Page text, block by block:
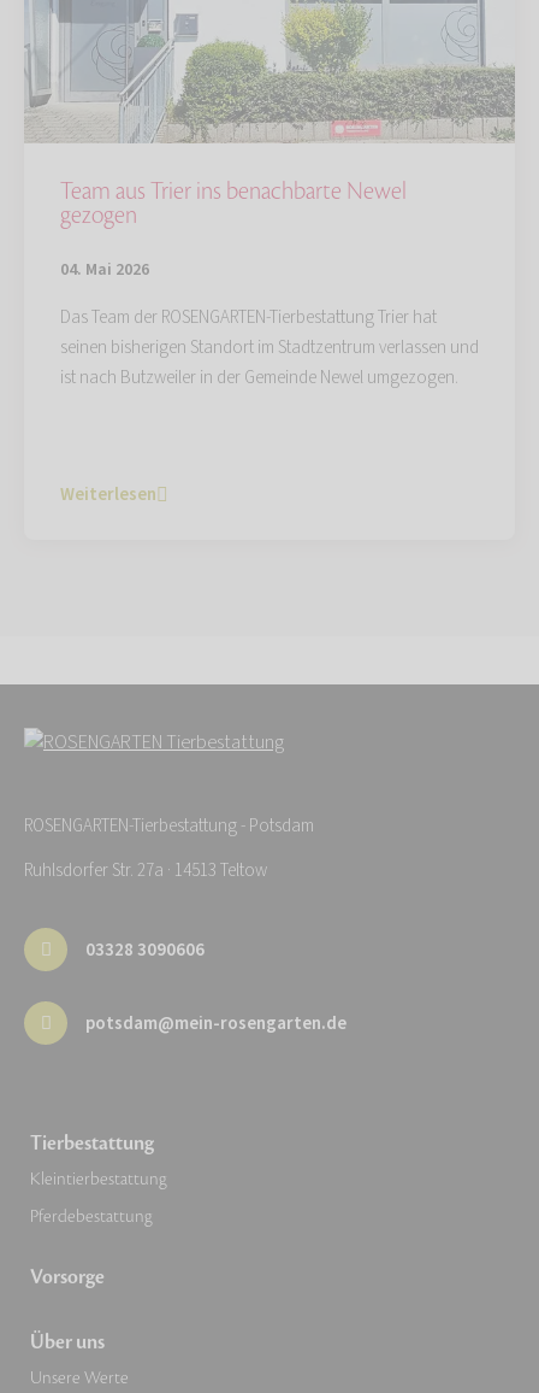
Team aus Trier ins benachbarte Newel
gezogen
04. Mai 2026
Das Team der ROSENGARTEN-Tierbestattung Trier hat
seinen bisherigen Standort im Stadtzentrum verlassen und
ist nach Butzweiler in der Gemeinde Newel umgezogen.
Weiterlesen
ROSENGARTEN-Tierbestattung - Potsdam
Ruhlsdorfer Str. 27a · 14513 Teltow
03328 3090606
potsdam@mein-rosengarten.de
Tierbestattung
Kleintierbestattung
Pferdebestattung
Vorsorge
Über uns
Unsere Werte